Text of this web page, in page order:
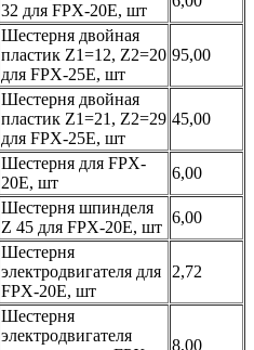
32 для FPX-20E, шт
Шестерня двойная
пластик Z1=12, Z2=20
для FPX-25E, шт
95,00
Шестерня двойная
пластик Z1=21, Z2=29
для FPX-25E, шт
45,00
Шестерня для FPX-
20E, шт
6,00
Шестерня шпинделя
Z 45 для FPX-20E, шт
6,00
Шестерня
электродвигателя для
FPX-20E, шт
2,72
Шестерня
электродвигателя
8,00